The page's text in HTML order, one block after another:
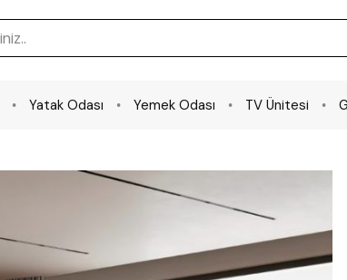
Yatak Odası Yemek Odası TV Ünitesi